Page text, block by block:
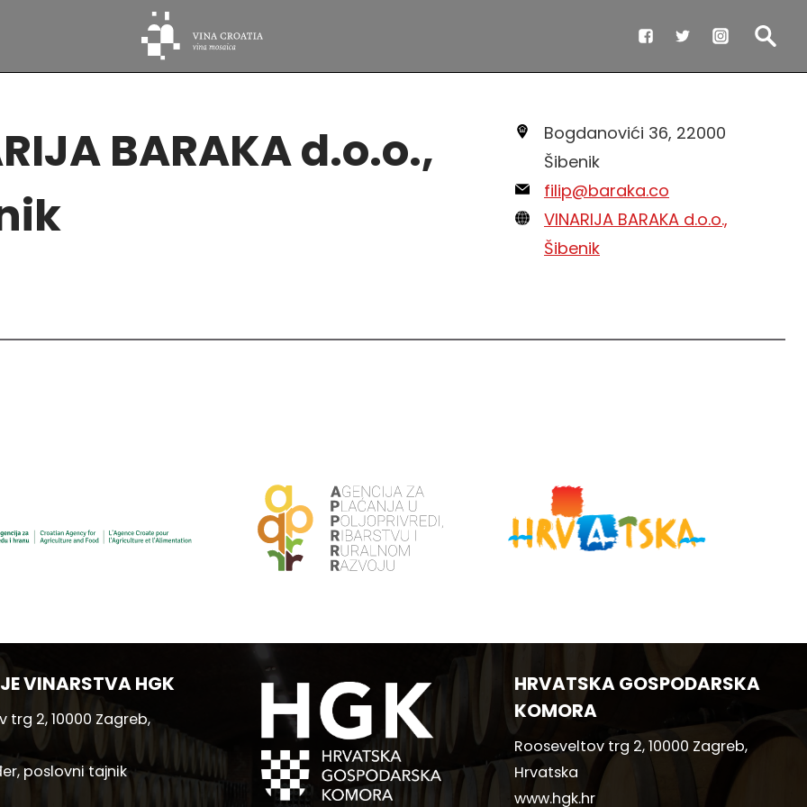
BARAKA d.o.o.,
Bogdanovići 36, 22000
Šibenik
filip@baraka.co
VINARIJA BARAKA d.o.o.,
Šibenik
VINARSTVA HGK
trg 2, 10000 Zagreb,
poslovni tajnik
HRVATSKA GOSPODARSKA
KOMORA
Rooseveltov trg 2, 10000 Zagreb,
Hrvatska
www.hgk.hr